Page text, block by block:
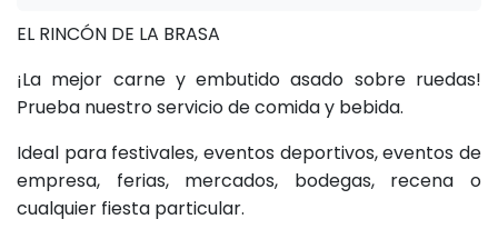
EL RINCÓN DE LA BRASA
¡La mejor carne y embutido asado sobre ruedas!
Prueba nuestro servicio de comida y bebida.
Ideal para festivales, eventos deportivos, eventos de
empresa, ferias, mercados, bodegas, recena o
cualquier fiesta particular.